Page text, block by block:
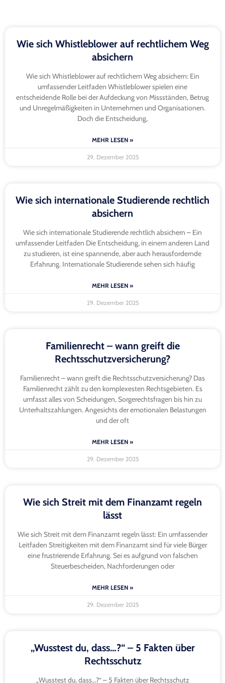
Wie sich Whistleblower auf rechtlichem Weg
absichern
Wie sich Whistleblower auf rechtlichem Weg absichern: Ein
umfassender Leitfaden Whistleblower spielen eine
entscheidende Rolle bei der Aufdeckung von Missständen, Betrug
und Unregelmäßigkeiten in Unternehmen und Organisationen.
Doch die Entscheidung,
MEHR LESEN »
29. Dezember 2025
Wie sich internationale Studierende rechtlich
absichern
Wie sich internationale Studierende rechtlich absichern – Ein
umfassender Leitfaden Die Entscheidung, in einem anderen Land
zu studieren, ist eine spannende, aber auch herausfordernde
Erfahrung. Internationale Studierende sehen sich häufig
MEHR LESEN »
29. Dezember 2025
Familienrecht – wann greift die
Rechtsschutzversicherung?
Familienrecht – wann greift die Rechtsschutzversicherung? Das
Familienrecht zählt zu den komplexesten Rechtsgebieten. Es
umfasst alles von Scheidungen, Sorgerechtsfragen bis hin zu
Unterhaltszahlungen. Angesichts der emotionalen Belastungen
und der oft
MEHR LESEN »
29. Dezember 2025
Wie sich Streit mit dem Finanzamt regeln
lässt
Wie sich Streit mit dem Finanzamt regeln lässt: Ein umfassender
Leitfaden Streitigkeiten mit dem Finanzamt sind für viele Bürger
eine frustrierende Erfahrung. Sei es aufgrund von falschen
Steuerbescheiden, Nachforderungen oder
MEHR LESEN »
29. Dezember 2025
„Wusstest du, dass…?“ – 5 Fakten über
Rechtsschutz
„Wusstest du, dass…?“ – 5 Fakten über Rechtsschutz